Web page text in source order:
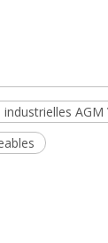
AGM